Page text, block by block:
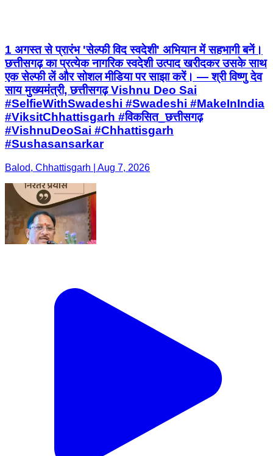
1 अगस्त से प्रारंभ 'सेल्फी विद स्वदेशी' अभियान में सहभागी बनें।
छत्तीसगढ़ का प्रत्येक नागरिक स्वदेशी उत्पाद खरीदकर उसके साथ
एक सेल्फी लें और सोशल मीडिया पर साझा करें। — श्री विष्णु देव
साय मुख्यमंत्री, छत्तीसगढ़ Vishnu Deo Sai
#SelfieWithSwadeshi #Swadeshi #MakeInIndia
#ViksitChhattisgarh #विकसित_छत्तीसगढ़
#VishnuDeoSai #Chhattisgarh
#Sushasansarkar
Balod, Chhattisgarh | Aug 7, 2026